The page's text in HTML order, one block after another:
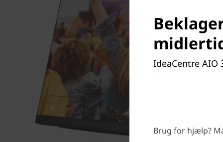
IdeaCentre
Brug for hjælp?